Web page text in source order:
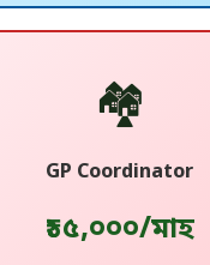
🏘️
GP Coordinator
₹১৫,০০০/মাহ